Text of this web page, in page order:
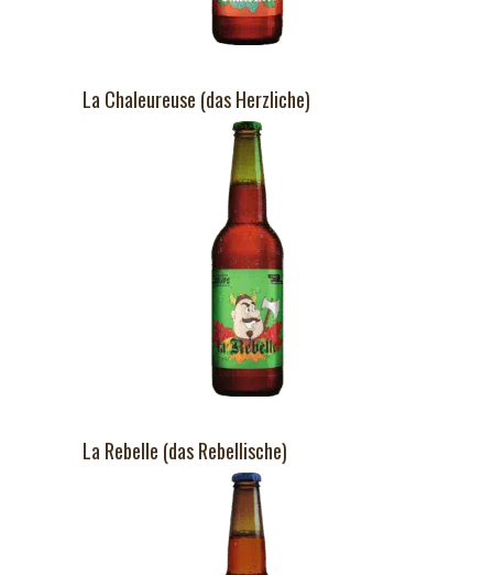
La Chaleureuse (das Herzliche)
La Rebelle (das Rebellische)